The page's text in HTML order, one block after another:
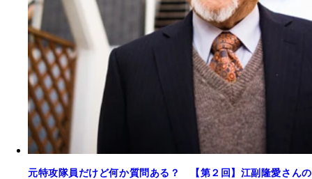
元特攻隊員だけど何か質問ある？ 【第２回】江副隆愛さんの